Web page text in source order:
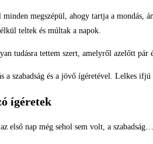
megszépül, ahogy tartja a mondás,
teltek és múltak a napok.
tudásra tettem szert, amelyről azelőtt
a szabadság és a jövő ígéretével. Lelkes
ígéretek
első nap még sehol sem volt, a